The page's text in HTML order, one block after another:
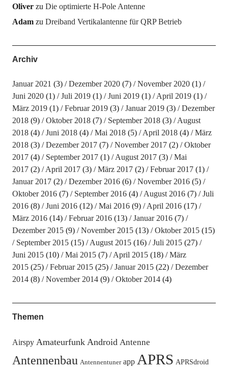
Oliverzu Die optimierte H-Pole Antenne
Adamzu Dreiband Vertikalantenne für QRP Betrieb
Archiv
Januar 2021 (3) Dezember 2020(7) November 2020(1)
Juni 2020(1) Juli 2019(1) Juni 2019(1) April 2019(1)
März 2019(1) Februar 2019(3) Januar 2019(3)
Dezember
2018(9) Oktober 2018(7) September 2018(3)
August
2018(4) Juni 2018(4) Mai 2018(5) April 2018(4)
März
2018(3) Dezember 2017(7) November 2017(2)
Oktober
2017(4) September 2017(1) August 2017(3)
Mai
2017(2) April 2017(3) März 2017(2) Februar 2017(1)
Januar 2017(2) Dezember 2016(6) November 2016(5)
Oktober 2016(7) September 2016(4) August 2016(7)
Juli
2016(8) Juni 2016(12) Mai 2016(9) April 2016(17)
März 2016(14) Februar 2016(13) Januar 2016(7)
Dezember 2015(9) November 2015(13) Oktober 2015(15)
September 2015(15) August 2015(16) Juli 2015(27)
Juni 2015(10) Mai 2015(7) April 2015(18)
März
2015(25) Februar 2015(25) Januar 2015(22)
Dezember
2014(8) November 2014(9) Oktober 2014(4)
Themen
Airspy Amateurfunk Android Antenne
Antennenbau Antennentuner app APRS APRSdroid